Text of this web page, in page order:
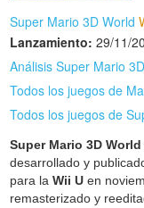
Super Mario 3D World
Lanzamiento: 29/11/
Análisis Super Mario
Todos los juegos de
Todos los juegos de
Super Mario 3D World
desarrollado y
para laWii U en
remasterizado y